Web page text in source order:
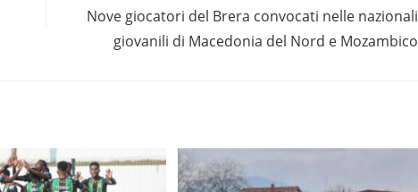
Nove giocatori del Brera convocati nelle nazionali
giovanili di Macedonia del Nord e Mozambico